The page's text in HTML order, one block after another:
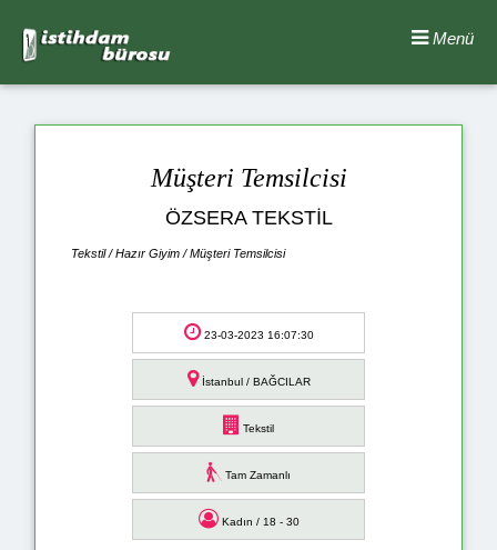
Menü
Müşteri Temsilcisi
ÖZSERA TEKSTİL
Tekstil / Hazır Giyim / Müşteri Temsilcisi
23-03-2023 16:07:30
İstanbul / BAĞCILAR
Tekstil
Tam Zamanlı
Kadın / 18 - 30